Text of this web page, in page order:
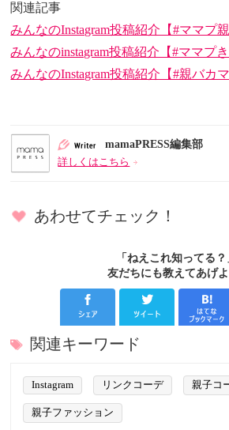
関連記事
みんなのInstagram投稿紹介【#ママプ
みんなのinstagram投稿紹介【#ママプ
みんなのInstagram投稿紹介【#親バカ
mamaPRESS編集部
詳しくはこちら
あわせてチェック！
「ねえこれ知ってる？
友だちにも教えてあげ
関連キーワード
Instagram リンクコーデ 親子コ
親子ファッション